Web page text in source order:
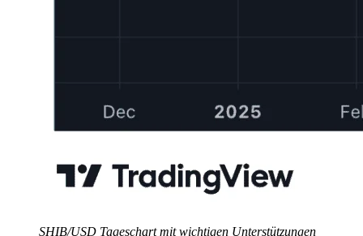
SHIB/USD Tageschart mit wichtigen Unterstützungen